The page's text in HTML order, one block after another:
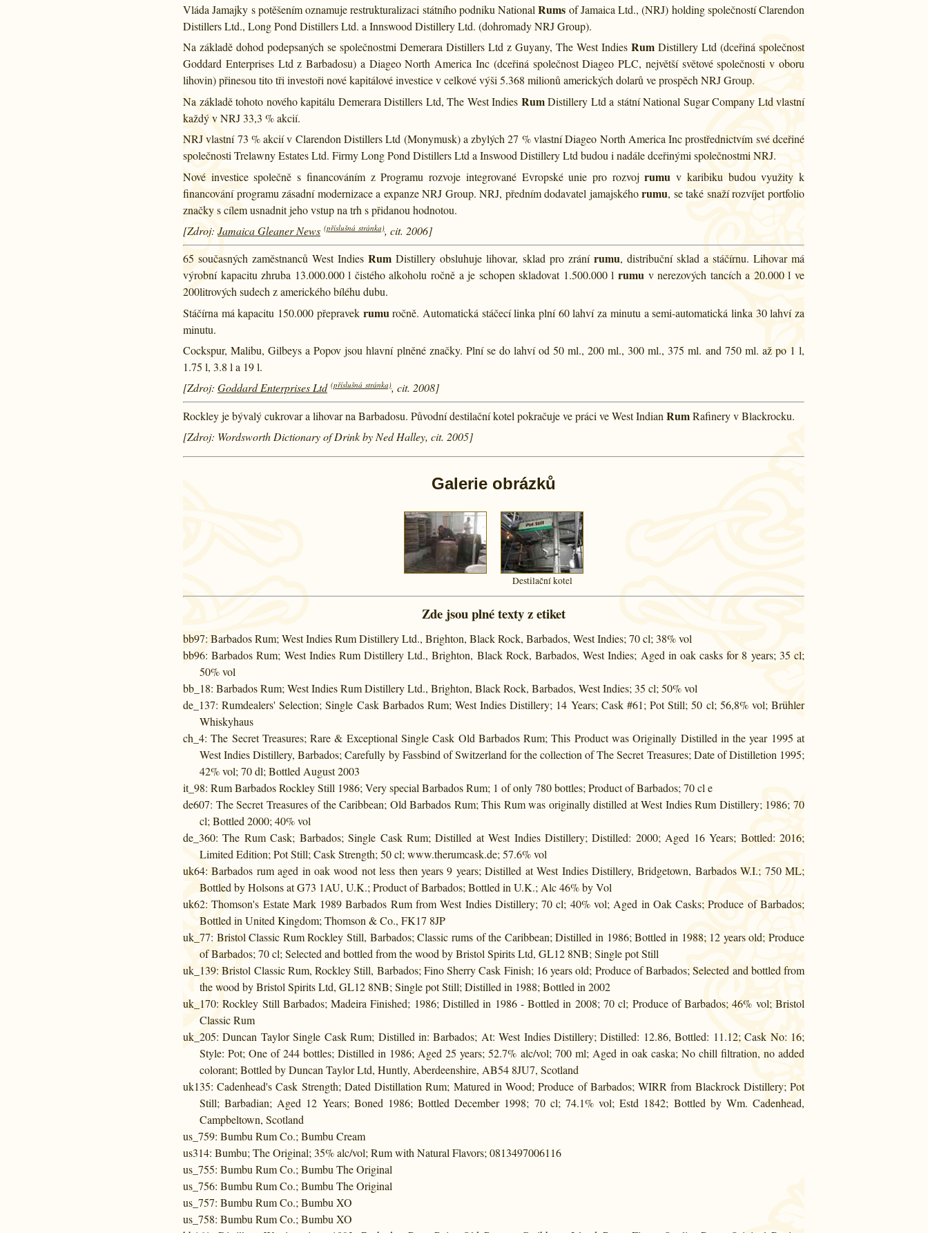
Vláda Jamajky s potěšením oznamuje restrukturalizaci státního podniku NationalRums of Jamaica Ltd., (NRJ) holding společností Clarendon
Distillers Ltd., Long Pond Distillers Ltd. a Innswood Distillery Ltd. (dohromady NRJ Group).
Na základě dohod podepsaných se společnostmi Demerara Distillers Ltd z Guyany, The West Indies Rum Distillery Ltd (dceřiná společnost
Goddard Enterprises Ltd z Barbadosu) a Diageo North America Inc (dceřiná společnost Diageo PLC, největší světové společnosti v oboru
lihovin) přinesou tito tři investoři nové kapitálové investice v celkové výši 5.368 milionů amerických dolarů ve prospěch NRJ Group.
Na základě tohoto nového kapitálu Demerara Distillers Ltd, The West Indies RumDistillery Ltd a státní National Sugar Company Ltd vlastní
každý v NRJ 33,3 % akcií.
NRJ vlastní 73 % akcií v Clarendon Distillers Ltd (Monymusk) a zbylých 27 % vlastní Diageo North America Inc prostřednictvím své dceřiné
společnosti Trelawny Estates Ltd. Firmy Long Pond Distillers Ltd a Inswood Distillery Ltd budou i nadále dceřinými společnostmi NRJ.
Nové investice společně s financováním z Programu rozvoje integrované Evropské unie pro rozvojrumu v karibiku budou využity k
financování programu zásadní modernizace a expanze NRJ Group. NRJ, předním dodavatel jamajskéhorumu, se také snaží rozvíjet portfolio
značky s cílem usnadnit jeho vstup na trh s přidanou hodnotou.
[Zdroj: Jamaica Gleaner News (příslušná stránka), cit. 2006]
65 současných zaměstnanců West IndiesRum Distillery obsluhuje lihovar, sklad pro zrání rumu, distribuční sklad a stáčírnu. Lihovar má
výrobní kapacitu zhruba 13.000.000 l čistého alkoholu ročně a je schopen skladovat 1.500.000 l rumu v nerezových tancích a 20.000 l ve
200litrových sudech z amerického bíléhu dubu.
Stáčírna má kapacitu 150.000 přepravek rumu ročně. Automatická stáčecí linka plní 60 lahví za minutu a semi-automatická linka 30 lahví za
minutu.
Cockspur, Malibu, Gilbeys a Popov jsou hlavní plněné značky. Plní se do lahví od 50 ml., 200 ml., 300 ml., 375 ml. and 750 ml. až po 1 l,
1.75 l, 3.8 l a 19 l.
[Zdroj: Goddard Enterprises Ltd (příslušná stránka), cit. 2008]
Rockley je bývalý cukrovar a lihovar na Barbadosu. Původní destilační kotel pokračuje ve práci ve West Indian RumRafinery v Blackrocku.
[Zdroj: Wordsworth Dictionary of Drink by Ned Halley, cit. 2005]
Galerie obrázků
Destilační kotel
Zde jsou plné texty z etiket
bb97: Barbados Rum; West Indies Rum Distillery Ltd., Brighton, Black Rock, Barbados, West Indies; 70 cl; 38% vol
bb96: Barbados Rum; West Indies Rum Distillery Ltd., Brighton, Black Rock, Barbados, West Indies; Aged in oak casks for 8 years; 35 cl;
50% vol
bb_18: Barbados Rum; West Indies Rum Distillery Ltd., Brighton, Black Rock, Barbados, West Indies; 35 cl; 50% vol
de_137: Rumdealers' Selection; Single Cask Barbados Rum; West Indies Distillery; 14 Years; Cask #61; Pot Still; 50 cl; 56,8% vol; Brühler
Whiskyhaus
ch_4: The Secret Treasures; Rare & Exceptional Single Cask Old Barbados Rum; This Product was Originally Distilled in the year 1995 at
West Indies Distillery, Barbados; Carefully by Fassbind of Switzerland for the collection of The Secret Treasures; Date of Distilletion 1995;
42% vol; 70 dl; Bottled August 2003
it_98: Rum Barbados Rockley Still 1986; Very special Barbados Rum; 1 of only 780 bottles; Product of Barbados; 70 cl e
de607: The Secret Treasures of the Caribbean; Old Barbados Rum; This Rum was originally distilled at West Indies Rum Distillery; 1986; 70
cl; Bottled 2000; 40% vol
de_360: The Rum Cask; Barbados; Single Cask Rum; Distilled at West Indies Distillery; Distilled: 2000; Aged 16 Years; Bottled: 2016;
Limited Edition; Pot Still; Cask Strength; 50 cl; www.therumcask.de; 57.6% vol
uk64: Barbados rum aged in oak wood not less then years 9 years; Distilled at West Indies Distillery, Bridgetown, Barbados W.I.; 750 ML;
Bottled by Holsons at G73 1AU, U.K.; Product of Barbados; Bottled in U.K.; Alc 46% by Vol
uk62: Thomson's Estate Mark 1989 Barbados Rum from West Indies Distillery; 70 cl; 40% vol; Aged in Oak Casks; Produce of Barbados;
Bottled in United Kingdom; Thomson & Co., FK17 8JP
uk_77: Bristol Classic Rum Rockley Still, Barbados; Classic rums of the Caribbean; Distilled in 1986; Bottled in 1988; 12 years old; Produce
of Barbados; 70 cl; Selected and bottled from the wood by Bristol Spirits Ltd, GL12 8NB; Single pot Still
uk_139: Bristol Classic Rum, Rockley Still, Barbados; Fino Sherry Cask Finish; 16 years old; Produce of Barbados; Selected and bottled from
the wood by Bristol Spirits Ltd, GL12 8NB; Single pot Still; Distilled in 1988; Bottled in 2002
uk_170: Rockley Still Barbados; Madeira Finished; 1986; Distilled in 1986 - Bottled in 2008; 70 cl; Produce of Barbados; 46% vol; Bristol
Classic Rum
uk_205: Duncan Taylor Single Cask Rum; Distilled in: Barbados; At: West Indies Distillery; Distilled: 12.86, Bottled: 11.12; Cask No: 16;
Style: Pot; One of 244 bottles; Distilled in 1986; Aged 25 years; 52.7% alc/vol; 700 ml; Aged in oak caska; No chill filtration, no added
colorant; Bottled by Duncan Taylor Ltd, Huntly, Aberdeenshire, AB54 8JU7, Scotland
uk135: Cadenhead's Cask Strength; Dated Distillation Rum; Matured in Wood; Produce of Barbados; WIRR from Blackrock Distillery; Pot
Still; Barbadian; Aged 12 Years; Boned 1986; Bottled December 1998; 70 cl; 74.1% vol; Estd 1842; Bottled by Wm. Cadenhead,
Campbeltown, Scotland
us_759: Bumbu Rum Co.; Bumbu Cream
us314: Bumbu; The Original; 35% alc/vol; Rum with Natural Flavors; 0813497006116
us_755: Bumbu Rum Co.; Bumbu The Original
us_756: Bumbu Rum Co.; Bumbu The Original
us_757: Bumbu Rum Co.; Bumbu XO
us_758: Bumbu Rum Co.; Bumbu XO